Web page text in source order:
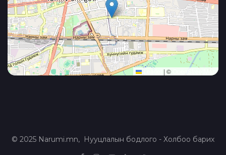
Leaflet | © OpenStreetMap
© 2025 Narumi.mn, Нууцлалын бодлого -Холбоо барих